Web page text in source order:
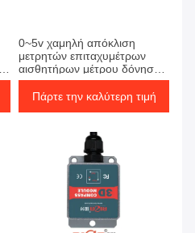
0~5v χαμηλή απόκλιση
μετρητών επιταχυμέτρων
αισθητήρων μέτρου δόνησης
οδικών κυλίνδρων
παραγωγής
Πάρτε την καλύτερη τιμή